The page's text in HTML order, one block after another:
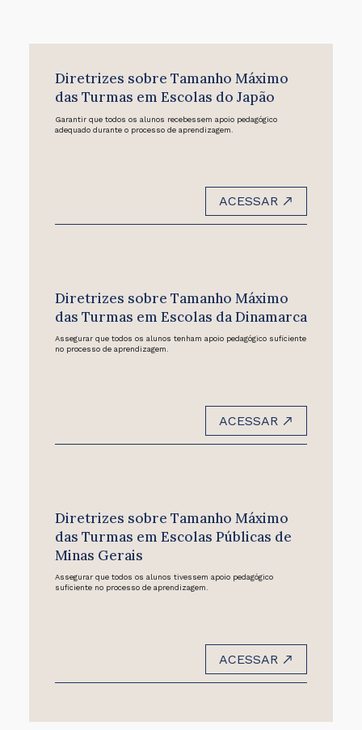
Diretrizes sobre Tamanho Máximo
das Turmas em Escolas do Japão
Garantir que todos os alunos recebessem apoio pedagógico
adequado durante o processo de aprendizagem.
ACESSAR
Diretrizes sobre Tamanho Máximo
das Turmas em Escolas da Dinamarca
Assegurar que todos os alunos tenham apoio pedagógico suficiente
no processo de aprendizagem.
ACESSAR
Diretrizes sobre Tamanho Máximo
das Turmas em Escolas Públicas de
Minas Gerais
Assegurar que todos os alunos tivessem apoio pedagógico
suficiente no processo de aprendizagem.
ACESSAR